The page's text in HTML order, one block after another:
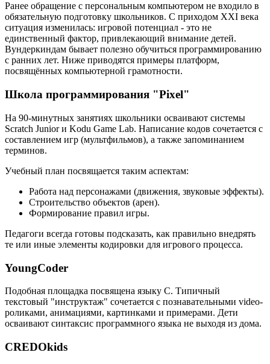
Ранее обращение с персональным компьютером не входило в
обязательную подготовку школьников. С приходом XXI века
ситуация изменилась: игровой потенциал - это не
единственный фактор, привлекающий внимание детей.
Вундеркиндам бывает полезно обучиться программированию
с ранних лет. Ниже приводятся примеры платформ,
посвящённых компьютерной грамотности.
Школа программирования "Pixel"
На 90-минутных занятиях школьники осваивают системы
Scratch Junior и Kodu Game Lab. Написание кодов сочетается с
составлением игр (мультфильмов), а также запоминанием
терминов.
Учебный план посвящается таким аспектам:
Работа над персонажами (движения, звуковые эффекты).
Строительство объектов (арен).
Формирование правил игры.
Педагоги всегда готовы подсказать, как правильно внедрять
те или иные элементы кодировки для игрового процесса.
YoungCoder
Подобная площадка посвящена языку C. Типичный
текстовый "инструктаж" сочетается с познавательными video-
роликами, анимациями, картинками и примерами. Дети
осваивают синтаксис программного языка не выходя из дома.
CREDOkids